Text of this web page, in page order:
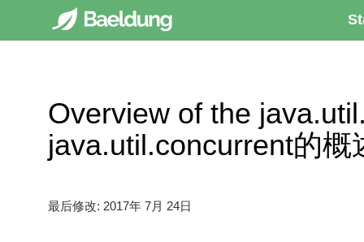
Overview of the
java.util.concurrent的概
最后修改: 2017年 7月 24日